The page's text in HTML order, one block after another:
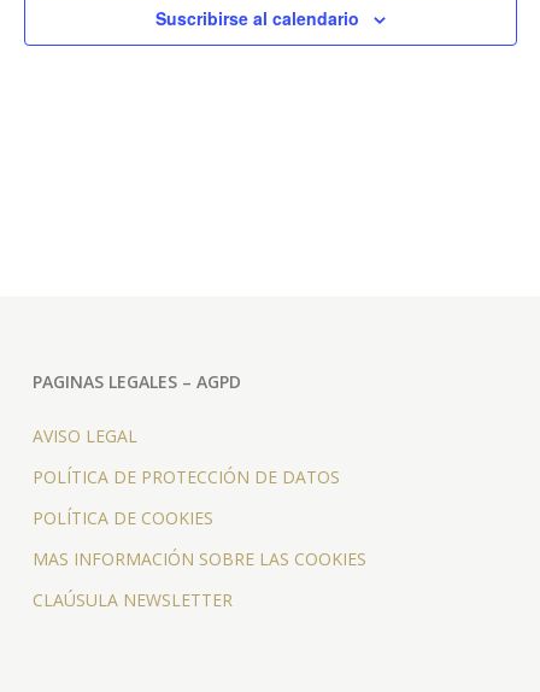
Suscribirse al calendario
PAGINAS LEGALES – AGPD
AVISO LEGAL
POLÍTICA DE PROTECCIÓN DE DATOS
POLÍTICA DE COOKIES
MAS INFORMACIÓN SOBRE LAS COOKIES
CLAÚSULA NEWSLETTER